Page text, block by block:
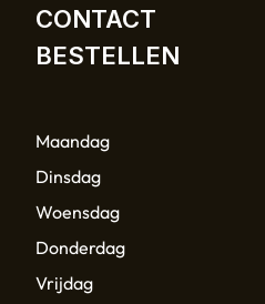
CONTACT
BESTELLEN
Maandag
Dinsdag
Woensdag
Donderdag
Vrijdag